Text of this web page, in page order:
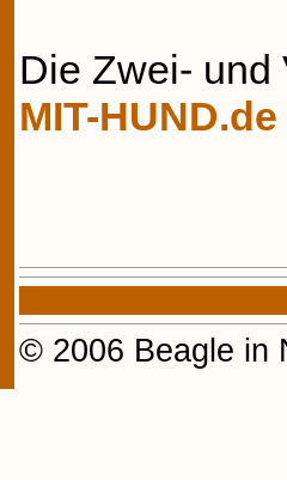
Die Zwei-
MIT-HUND.de
© 2006 Beagle in